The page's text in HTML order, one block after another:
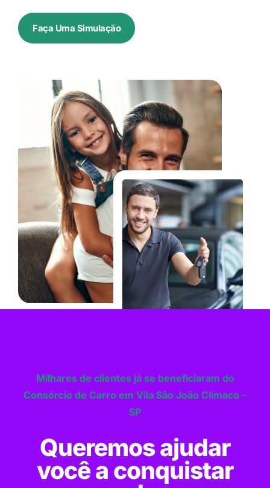
Faça Uma Simulação
Milhares de clientes já se beneficiaram do
Consórcio de Carro em Vila São João Clímaco –
SP
Queremos ajudar
você a conquistar